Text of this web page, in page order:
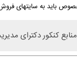
باید به سایتهای
کنکور دکترای